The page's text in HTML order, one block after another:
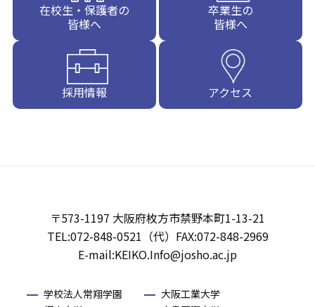
在校生・保護者の
皆様へ
卒業生の
皆様へ
採用情報 アクセス
〒573-1197 大阪府枚方市禁野本町1-13-21
TEL:072-848-0521（代）FAX:072-848-2969
E-mail:KEIKO.Info@josho.ac.jp
学校法人常翔学園
大阪工業大学